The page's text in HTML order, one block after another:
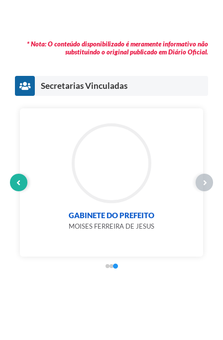
* Nota: O conteúdo disponibilizado é meramente informativo não
substituindo o original publicado em Diário Oficial.
Secretarias Vinculadas
GABINETE DO PREFEITO
MOISES FERREIRA DE JESUS